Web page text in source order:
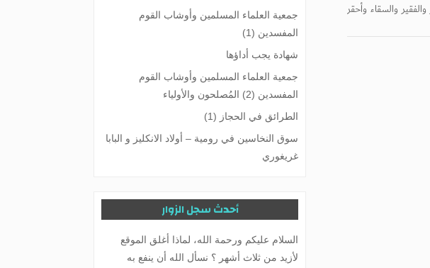
والسقاء وأحقر
جمعية العلماء المسلمين وأوشاب القوم
المفسدين (1)
شهادة يجب أداؤها
جمعية العلماء المسلمين وأوشاب القوم
المفسدين (2) المُصلحون والأولياء
الطرائق في الحجاز (1)
سوق النخاسين في رومیة – أولاد الانكليز و البابا
غريغوري
أحدث سجل الزوار
السلام عليكم ورحمة الله، لماذا أغلق الموقع
لأزيد من ثلاث أشهر ؟ نسأل الله أن ينفع به